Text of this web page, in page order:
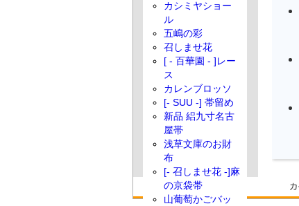
カシミヤショー
ル
五嶋の彩
召しませ花
[ - 百華園 - ]レー
ス
カレンブロッソ
[- SUU -] 帯留め
新品 絽九寸名古
屋帯
浅草文庫のお財
布
[- 召しませ花 -]麻
の京袋帯
山葡萄かごバッ